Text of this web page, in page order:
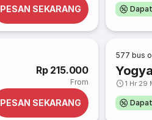
PESAN SEKARANG
Rp 215.000
From
PESAN SEKARANG
577 bus
1 Hr 29